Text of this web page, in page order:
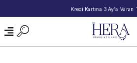
2000 TL ve Üzeri Alışverişlerde